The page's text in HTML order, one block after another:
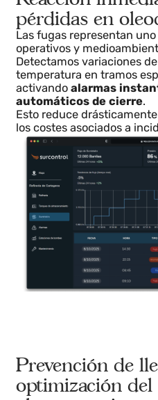
Reacción
pérdidas en
Las fugas representan
operativos y
Detectamos variaciones
temperatura en tramos
activandoalarmas
automáticos de cierre.
Esto reduce
los costes asociados a